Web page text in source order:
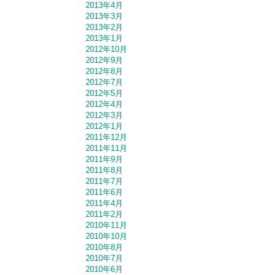
2013年4月
2013年3月
2013年2月
2013年1月
2012年10月
2012年9月
2012年8月
2012年7月
2012年5月
2012年4月
2012年3月
2012年1月
2011年12月
2011年11月
2011年9月
2011年8月
2011年7月
2011年6月
2011年4月
2011年2月
2010年11月
2010年10月
2010年8月
2010年7月
2010年6月